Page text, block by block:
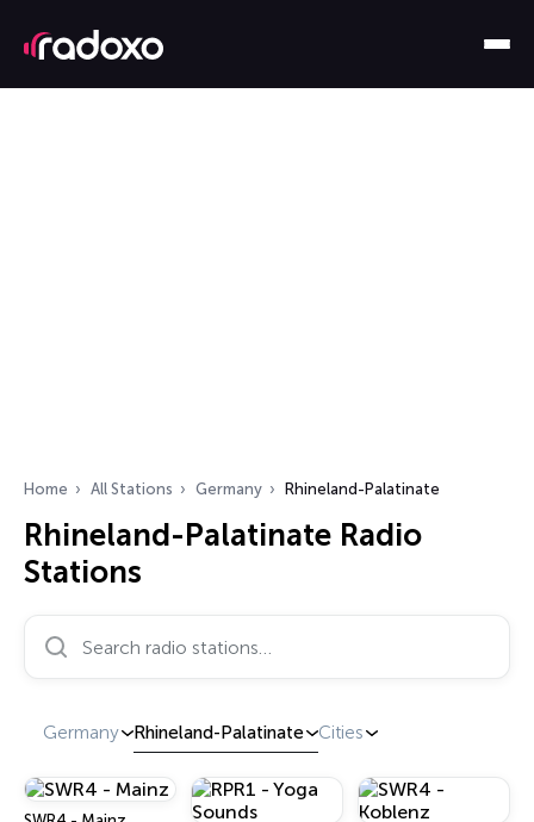
Home All Stations Germany Rhineland-Palatinate
Rhineland-Palatinate Radio
Stations
Search radio stations…
Germany Rhineland-Palatinate Cities